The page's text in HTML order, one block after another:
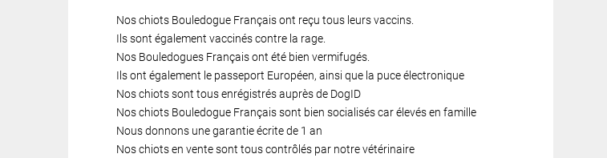
Nos chiots Bouledogue Français ont reçu tous leurs vaccins.
Ils sont également vaccinés contre la rage.
Nos Bouledogues Français ont été bien vermifugés.
Ils ont également le passeport Européen, ainsi que la puce électronique
Nos chiots sont tous enrégistrés auprès de DogID
Nos chiots Bouledogue Français sont bien socialisés car élevés en famille
Nous donnons une garantie écrite de 1 an
Nos chiots en vente sont tous contrôlés par notre vétérinaire